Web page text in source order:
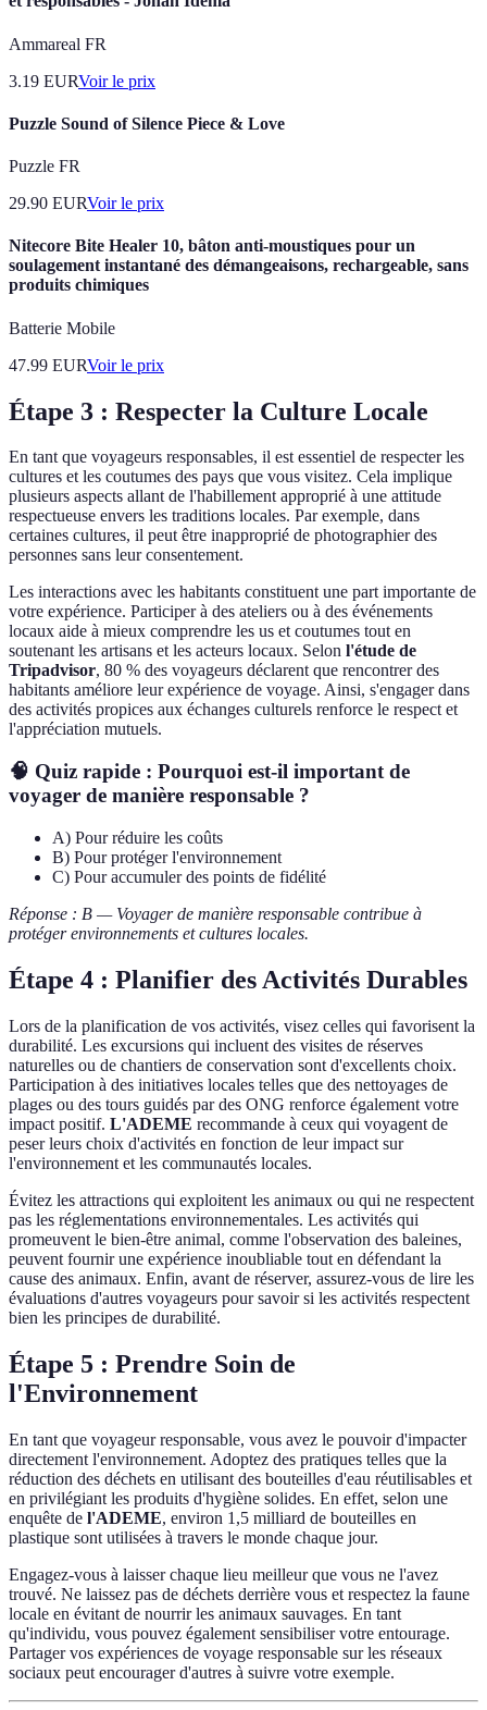
Ammareal FR
3.19 EURVoir le prix
Puzzle Sound of Silence Piece & Love
Puzzle FR
29.90 EURVoir le prix
Nitecore Bite Healer 10, bâton anti-moustiques pour un
soulagement instantané des démangeaisons, rechargeable, sans
produits chimiques
Batterie Mobile
47.99 EURVoir le prix
Étape 3 : Respecter la Culture Locale
En tant que voyageurs responsables, il est essentiel de respecter les
cultures et les coutumes des pays que vous visitez. Cela implique
plusieurs aspects allant de l'habillement approprié à une attitude
respectueuse envers les traditions locales. Par exemple, dans
certaines cultures, il peut être inapproprié de photographier des
personnes sans leur consentement.
Les interactions avec les habitants constituent une part importante de
votre expérience. Participer à des ateliers ou à des événements
locaux aide à mieux comprendre les us et coutumes tout en
soutenant les artisans et les acteurs locaux. Selon l'étude de
Tripadvisor, 80 % des voyageurs déclarent que rencontrer des
habitants améliore leur expérience de voyage. Ainsi, s'engager dans
des activités propices aux échanges culturels renforce le respect et
l'appréciation mutuels.
🧠 Quiz rapide : Pourquoi est-il important de
voyager de manière responsable ?
A) Pour réduire les coûts
B) Pour protéger l'environnement
C) Pour accumuler des points de fidélité
Réponse : B — Voyager de manière responsable contribue à
protéger environnements et cultures locales.
Étape 4 : Planifier des Activités Durables
Lors de la planification de vos activités, visez celles qui favorisent la
durabilité. Les excursions qui incluent des visites de réserves
naturelles ou de chantiers de conservation sont d'excellents choix.
Participation à des initiatives locales telles que des nettoyages de
plages ou des tours guidés par des ONG renforce également votre
impact positif. L'ADEME recommande à ceux qui voyagent de
peser leurs choix d'activités en fonction de leur impact sur
l'environnement et les communautés locales.
Évitez les attractions qui exploitent les animaux ou qui ne respectent
pas les réglementations environnementales. Les activités qui
promeuvent le bien-être animal, comme l'observation des baleines,
peuvent fournir une expérience inoubliable tout en défendant la
cause des animaux. Enfin, avant de réserver, assurez-vous de lire les
évaluations d'autres voyageurs pour savoir si les activités respectent
bien les principes de durabilité.
Étape 5 : Prendre Soin de
l'Environnement
En tant que voyageur responsable, vous avez le pouvoir d'impacter
directement l'environnement. Adoptez des pratiques telles que la
réduction des déchets en utilisant des bouteilles d'eau réutilisables et
en privilégiant les produits d'hygiène solides. En effet, selon une
enquête de l'ADEME, environ 1,5 milliard de bouteilles en
plastique sont utilisées à travers le monde chaque jour.
Engagez-vous à laisser chaque lieu meilleur que vous ne l'avez
trouvé. Ne laissez pas de déchets derrière vous et respectez la faune
locale en évitant de nourrir les animaux sauvages. En tant
qu'individu, vous pouvez également sensibiliser votre entourage.
Partager vos expériences de voyage responsable sur les réseaux
sociaux peut encourager d'autres à suivre votre exemple.